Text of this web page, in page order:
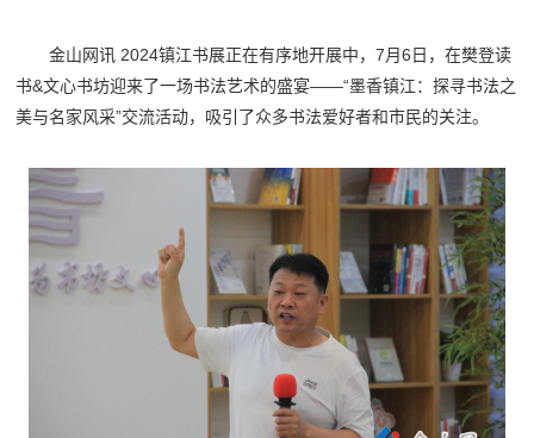
金山网讯 2024镇江书展正在有序地开展中，7月6日，在樊登读
书&文心书坊迎来了一场书法艺术的盛宴——“墨香镇江：探寻书法之
美与名家风采”交流活动，吸引了众多书法爱好者和市民的关注。